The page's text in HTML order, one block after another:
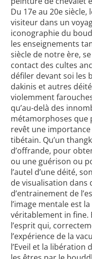
Du 17e au 20e
visiteur dans un
iconographie du
les enseignements
siècle de notre ère,
contact des cultes
défiler devant soi les
dakinis et autres
violemment
qu’au-delà des
métamorphoses que
revêt une
tibétain. Qu’un
d’offrande, pour
ou une guérison ou
l’autel d’une déité,
de visualisation
d’entrainement de
l’image mentale est
véritablement in fine.
l’esprit qui,
l’expérience de la
l’Eveil et la libération